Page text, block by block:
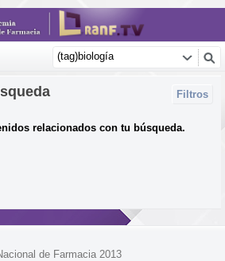
Filtros
relacionados con tu búsqueda.
de Farmacia 2013